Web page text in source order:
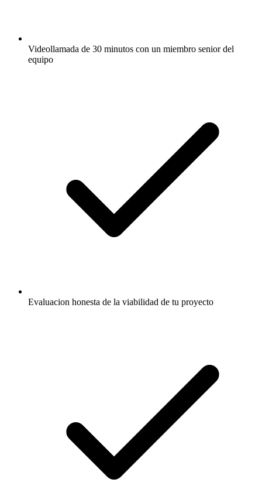
Videollamada de 30 minutos con un miembro senior del
equipo
Evaluacion honesta de la viabilidad de tu proyecto